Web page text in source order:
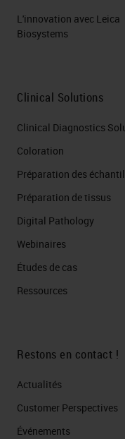
L'innovation avec Leica
Biosystems
Clinical Solutions
Clinical Diagnostics
Coloration
Préparation des
Préparation de tissus
Digital Pathology
Webinaires
Études de cas
Ressources
Restons en contact !
Actualités
Customer Perspectives​
Événements